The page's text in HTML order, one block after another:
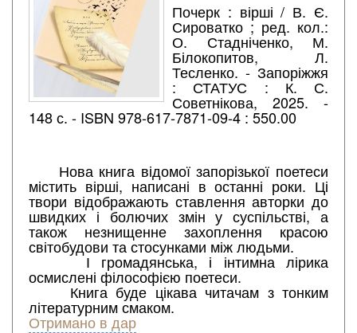
Почерк : вірші / В. Є.
Сироватко ; ред. кол.:
О. Стадніченко, М.
Білокопитов, Л.
Тесленко. - Запоріжжя
: СТАТУС : К. С.
Советнікова, 2025. -
148 с. - ISBN 978-617-7871-09-4 : 550.00
Нова книга відомої запорізької поетеси
містить вірші, написані в останні роки. Ці
твори відображають ставлення авторки до
швидких і болючих змін у суспільстві, а
також незнищенне захоплення красою
світобудови та стосунками між людьми.
І громадянська, і інтимна лірика
осмислені філософією поетеси.
Книга буде цікава читачам з тонким
літературним смаком.
Отримано в дар